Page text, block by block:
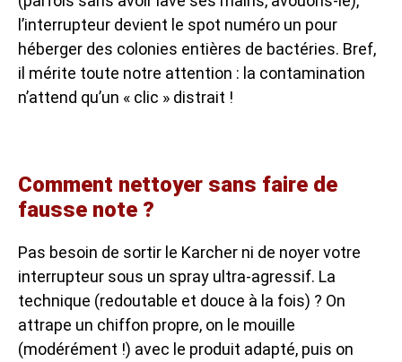
l’interrupteur devient le spot numéro un pour
héberger des colonies entières de bactéries. Bref,
il mérite toute notre attention : la contamination
n’attend qu’un « clic » distrait !
Comment nettoyer sans faire de
fausse note ?
Pas besoin de sortir le Karcher ni de noyer votre
interrupteur sous un spray ultra-agressif. La
technique (redoutable et douce à la fois) ? On
attrape un chiffon propre, on le mouille
(modérément !) avec le produit adapté, puis on